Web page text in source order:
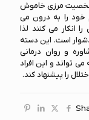
شخصیت مرزی خاموش
خود را به درون می
انکار می کنند لذا
است. این دسته
و روان درمانی
تواند و این افراد
را پیشنهاد کند.